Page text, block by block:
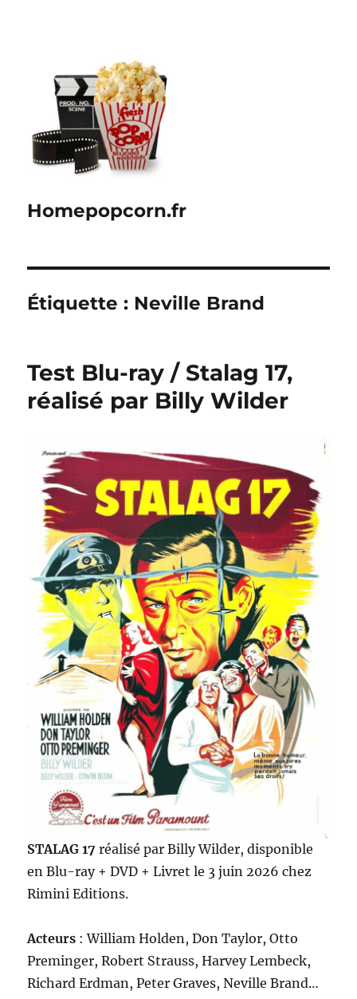
Homepopcorn.fr
Étiquette : Neville Brand
Test Blu-ray / Stalag 17,
réalisé par Billy Wilder
STALAG 17réalisé par Billy Wilder, disponible
en Blu-ray + DVD + Livret le 3 juin 2026 chez
Rimini Editions.
Acteurs : William Holden, Don Taylor, Otto
Preminger, Robert Strauss, Harvey Lembeck,
Richard Erdman, Peter Graves, Neville Brand…